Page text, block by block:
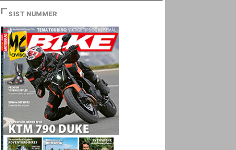
SIST NUMMER